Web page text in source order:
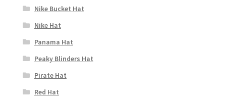
Nike Bucket Hat
Nike Hat
Panama Hat
Peaky Blinders Hat
Pirate Hat
Red Hat